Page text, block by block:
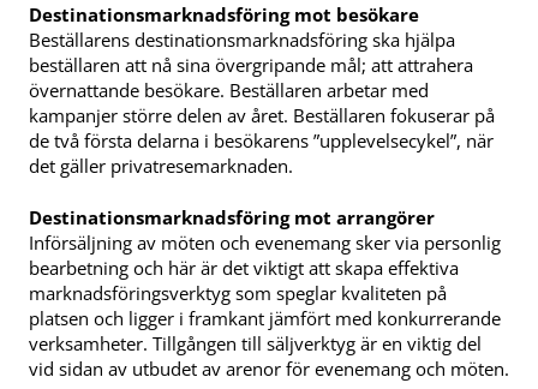
Destinationsmarknadsföring mot besökare
Beställarens destinationsmarknadsföring ska hjälpa
beställaren att nå sina övergripande mål; att attrahera
övernattande besökare. Beställaren arbetar med
kampanjer större delen av året. Beställaren fokuserar på
de två första delarna i besökarens ”upplevelsecykel”, när
det gäller privatresemarknaden.
Destinationsmarknadsföring mot arrangörer
Införsäljning av möten och evenemang sker via personlig
bearbetning och här är det viktigt att skapa effektiva
marknadsföringsverktyg som speglar kvaliteten på
platsen och ligger i framkant jämfört med konkurrerande
verksamheter. Tillgången till säljverktyg är en viktig del
vid sidan av utbudet av arenor för evenemang och möten.